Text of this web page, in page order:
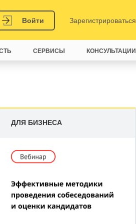
Войти Зарегистрироваться
ДЛЯ БИЗНЕСА
СЕРВИСЫ КОНСУЛЬТАЦИИ